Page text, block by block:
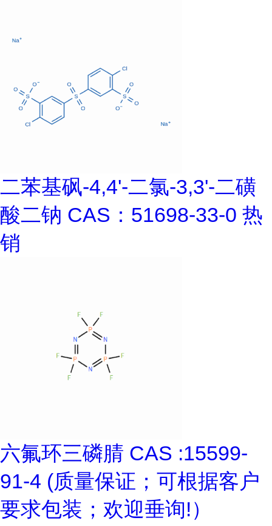
二苯基砜-4,4'-二氯-3,3'-二磺
酸二钠 CAS：51698-33-0 热
销
六氟环三磷腈 CAS :15599-
91-4 (质量保证；可根据客户
要求包装；欢迎垂询!）